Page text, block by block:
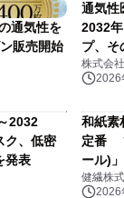
通気性を
販売開始
通気性
2032
プ、そ
株式会
2026
2032
ク、低密
発表
和紙素
定番
ール)
株式会
健繊株
2026